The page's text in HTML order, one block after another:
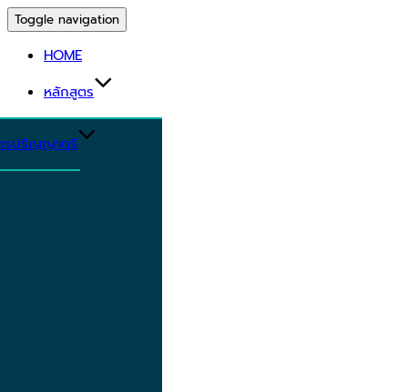
Toggle navigation
HOME
หลักสูตร
รปริญญาตรี